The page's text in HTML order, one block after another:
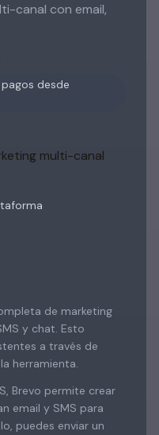
canal con email,
desde
multi-canal
de marketing
y chat. Esto
a través de
herramienta.
Brevo permite crear
email y SMS para
puedes enviar un